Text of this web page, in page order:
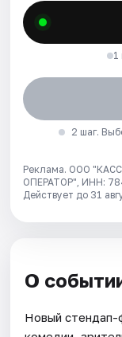
1
2 шаг.
Реклама. ООО
ОПЕРАТОР", ИНН:
Действует до 31
О
Новый стендап-